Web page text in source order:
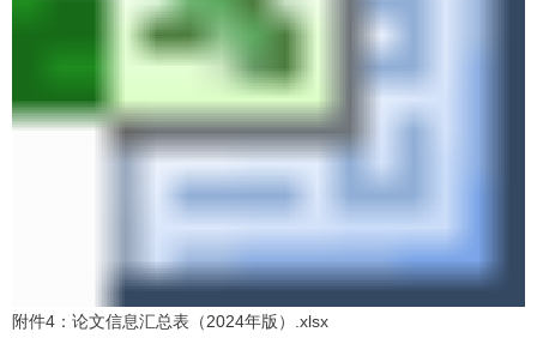
附件4：论文信息汇总表（2024年版）.xlsx